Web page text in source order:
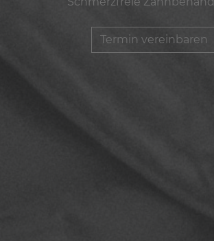
Termin vereinbaren
Termin vereinbaren
Termin vereinbaren